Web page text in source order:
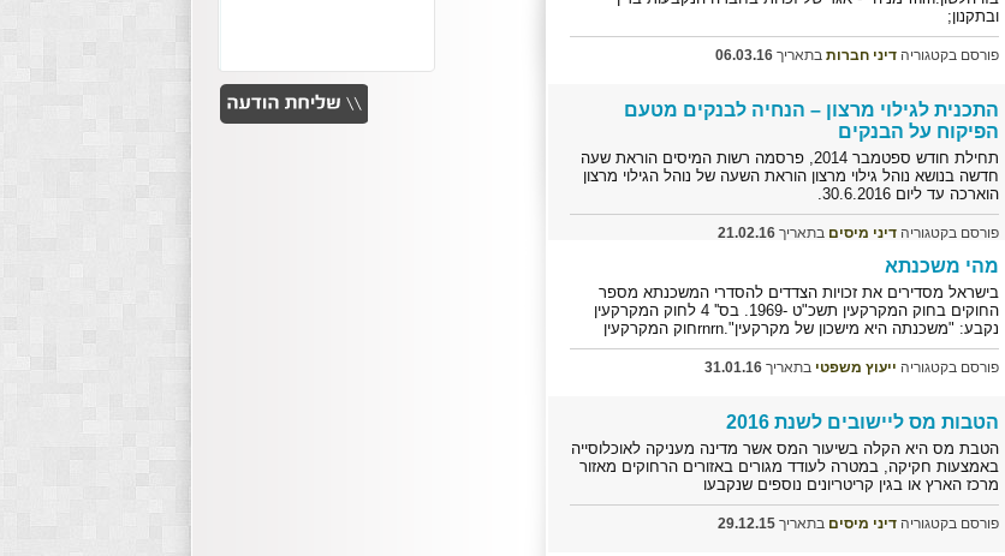
ובתקנון;
פורסם בקטגוריהדיני חברות בתאריך06.03.16
התכנית לגילוי מרצון – הנחיה לבנקים מטעם
הפיקוח על הבנקים
תחילת חודש ספטמבר 2014, פרסמה רשות המיסים הוראת שעה
חדשה בנושא נוהל גילוי מרצון הוראת השעה של נוהל הגילוי מרצון
הוארכה עד ליום 30.6.2016.
פורסם בקטגוריהדיני מיסים בתאריך21.02.16
מהי משכנתא
בישראל מסדירים את זכויות הצדדים להסדרי המשכנתא מספר
החוקים בחוק המקרקעין תשכ"ט -1969. בס'' 4 לחוק המקרקעין
נקבע: "משכנתה היא מישכון של מקרקעין".rnrnחוק המקרקעין
פורסם בקטגוריה ייעוץ משפטי בתאריך31.01.16
הטבות מס ליישובים לשנת 2016
הטבת מס היא הקלה בשיעור המס אשר מדינה מעניקה לאוכלוסייה
באמצעות חקיקה, במטרה לעודד מגורים באזורים הרחוקים מאזור
מרכז הארץ או בגין קריטריונים נוספים שנקבעו
פורסם בקטגוריהדיני מיסים בתאריך29.12.15